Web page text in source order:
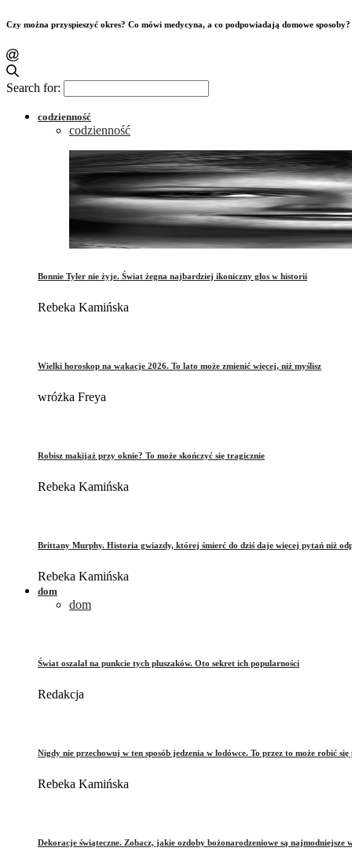
Czy można przyspieszyć okres? Co mówi medycyna, a co podpowiadają domowe sposoby?
Search for:
codzienność
codzienność
Bonnie Tyler nie żyje. Świat żegna najbardziej ikoniczny głos w historii
Rebeka Kamińska
Wielki horoskop na wakacje 2026. To lato może zmienić więcej, niż myślisz
wróżka Freya
Robisz makijaż przy oknie? To może skończyć się tragicznie
Rebeka Kamińska
Brittany Murphy. Historia gwiazdy, której śmierć do dziś daje więcej pytań niż
Rebeka Kamińska
dom
dom
Świat oszalał na punkcie tych pluszaków. Oto sekret ich popularności
Redakcja
Nigdy nie przechowuj w ten sposób jedzenia w lodówce. To przez to może robić się
Rebeka Kamińska
Dekoracje świąteczne. Zobacz, jakie ozdoby bożonarodzeniowe są najmodniejsze